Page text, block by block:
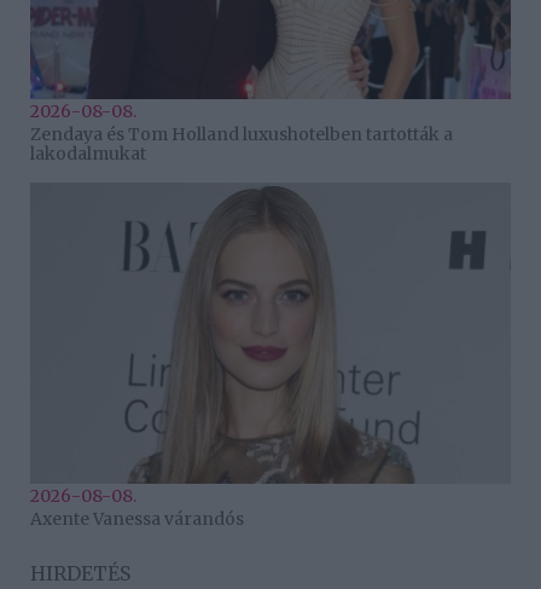
2026-08-08.
Zendaya és Tom Holland luxushotelben tartották a
lakodalmukat
2026-08-08.
Axente Vanessa várandós
HIRDETÉS